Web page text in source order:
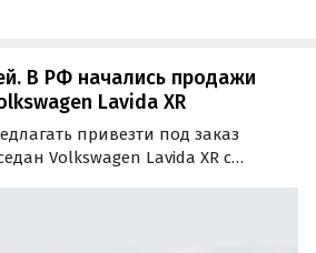
В РФ начались продажи
Lavida XR
привезти под заказ
Volkswagen Lavida XR с